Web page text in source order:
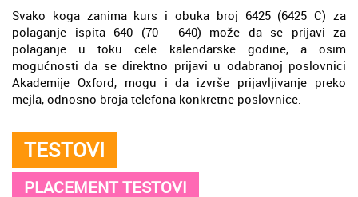
Svako koga zanima kurs i obuka broj 6425 (6425 C) za
polaganje ispita 640 (70 - 640) može da se prijavi za
polaganje u toku cele kalendarske godine, a osim
mogućnosti da se direktno prijavi u odabranoj poslovnici
Akademije Oxford, mogu i da izvrše prijavljivanje preko
mejla, odnosno broja telefona konkretne poslovnice.
TESTOVI
PLACEMENT TESTOVI